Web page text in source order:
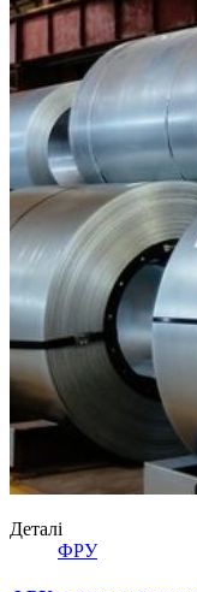
Деталі
ФРУ